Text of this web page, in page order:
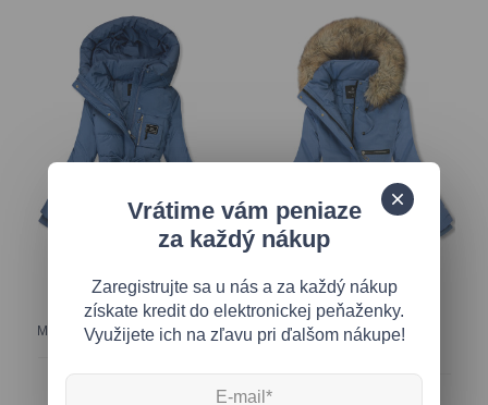
Modrá zimná bunda s opaskom
Zimná bunda/parka so
sťahovaním v páse modrá
Vrátime vám peniaze
za každý nákup
Zaregistrujte sa u nás a za každý nákup
získate kredit do elektronickej peňaženky.
Využijete ich na zľavu pri ďalšom nákupe!